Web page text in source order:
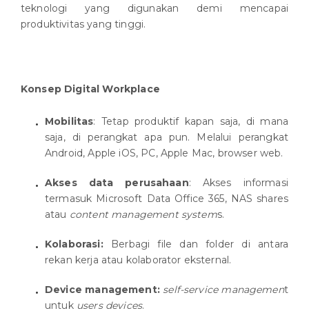
teknologi yang digunakan demi mencapai
produktivitas yang tinggi.
Konsep Digital Workplace
Mobilitas: Tetap produktif kapan saja, di mana
saja, di perangkat apa pun. Melalui perangkat
Android, Apple iOS, PC, Apple Mac, browser web.
Akses data perusahaan: Akses informasi
termasuk Microsoft Data Office 365, NAS shares
atau content management systems.
Kolaborasi:Berbagi file dan folder di antara
rekan kerja atau kolaborator eksternal.
Device management: self-service management
untuk users devices.